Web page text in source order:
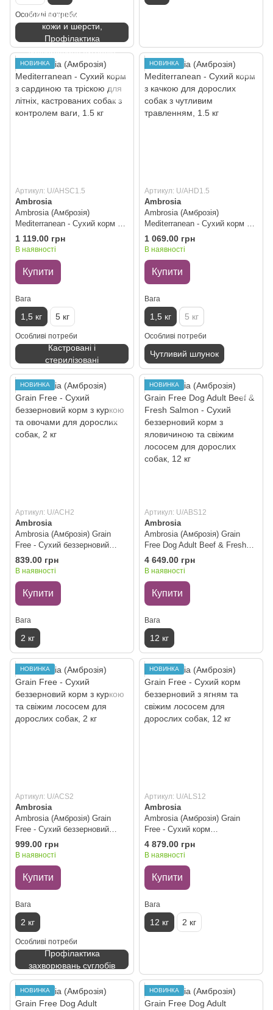
Особливі потреби
Поддержание здоровья
кожи и шерсти,
Профілактика
захворювань суглобів
НОВИНКА
Артикул: U/AHSC1.5
Ambrosia
Ambrosia (Амброзія)
Mediterranean - Сухий корм з
сардиною та тріскою для
літніх, кастрованих собак з
1 119.00 грн
В наявності
Купити
Вага
1,5 кг 5 кг
Особливі потреби
Кастровані і
стерилізовані
НОВИНКА
Артикул: U/AHD1.5
Ambrosia
Ambrosia (Амброзія)
Mediterranean - Сухий корм з
качкою для дорослих собак з
чутливим травленням, 1.5 кг
1 069.00 грн
В наявності
Купити
Вага
1,5 кг 5 кг
Особливі потреби
Чутливий шлунок
НОВИНКА
Артикул: U/ACH2
Ambrosia
Ambrosia (Амброзія) Grain
Free - Сухий беззерновий
корм з куркою та овочами для
дорослих собак, 2 кг
839.00 грн
В наявності
Купити
Вага
2 кг
НОВИНКА
Артикул: U/ABS12
Ambrosia
Ambrosia (Амброзія) Grain
Free Dog Adult Beef & Fresh
Salmon - Сухий беззерновий
корм з яловичиною та свіжим
12 кг
4 649.00 грн
В наявності
Купити
Вага
12 кг
НОВИНКА
Артикул: U/ACS2
Ambrosia
Ambrosia (Амброзія) Grain
Free - Сухий беззерновий
корм з куркою та свіжим
лососем для дорослих собак,
999.00 грн
В наявності
Купити
Вага
2 кг
Особливі потреби
Профілактика
захворювань суглобів
НОВИНКА
Артикул: U/ALS12
Ambrosia
Ambrosia (Амброзія) Grain
Free - Сухий корм
беззерновий з ягням та
свіжим лососем для
4 879.00 грн
В наявності
Купити
Вага
12 кг 2 кг
НОВИНКА НОВИНКА